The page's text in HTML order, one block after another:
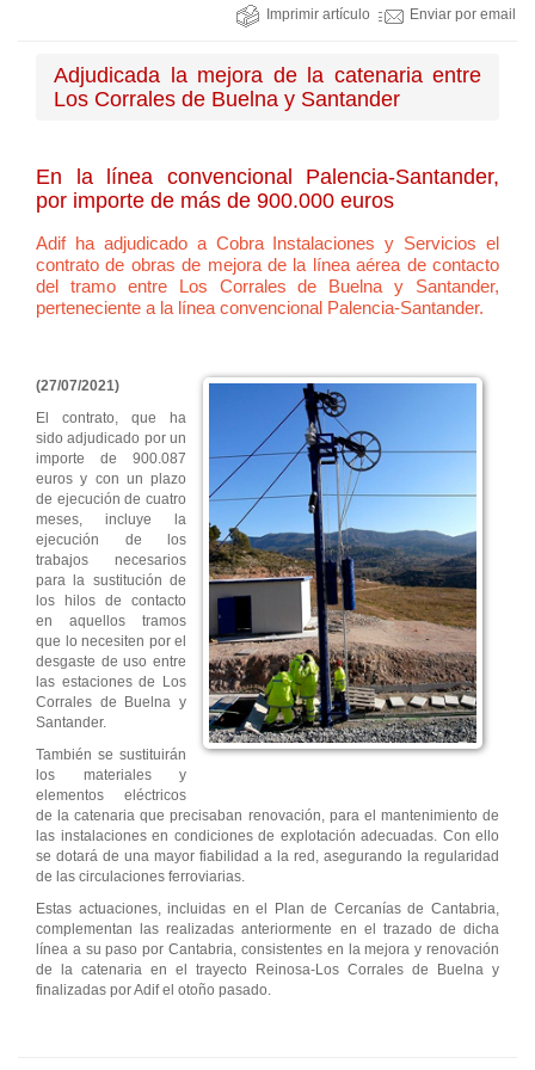
Imprimir artículo Enviar por email
Adjudicada la mejora de la catenaria entre
Los Corrales de Buelna y Santander
En la línea convencional Palencia-Santander,
por importe de más de 900.000 euros
Adif ha adjudicado a Cobra Instalaciones y Servicios el
contrato de obras de mejora de la línea aérea de contacto
del tramo entre Los Corrales de Buelna y Santander,
perteneciente a la línea convencional Palencia-Santander.
(27/07/2021)
El contrato, que ha
sido adjudicado por un
importe de 900.087
euros y con un plazo
de ejecución de cuatro
meses, incluye la
ejecución de los
trabajos necesarios
para la sustitución de
los hilos de contacto
en aquellos tramos
que lo necesiten por el
desgaste de uso entre
las estaciones de Los
Corrales de Buelna y
Santander.
También se sustituirán
los materiales y
elementos eléctricos
de la catenaria que precisaban renovación, para el mantenimiento de
las instalaciones en condiciones de explotación adecuadas. Con ello
se dotará de una mayor fiabilidad a la red, asegurando la regularidad
de las circulaciones ferroviarias.
Estas actuaciones, incluidas en el Plan de Cercanías de Cantabria,
complementan las realizadas anteriormente en el trazado de dicha
línea a su paso por Cantabria, consistentes en la mejora y renovación
de la catenaria en el trayecto Reinosa-Los Corrales de Buelna y
finalizadas por Adif el otoño pasado.